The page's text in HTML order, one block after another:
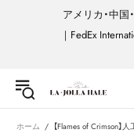
アメリカ・中国
｜FedEx
ホーム 【Flames of Crimson